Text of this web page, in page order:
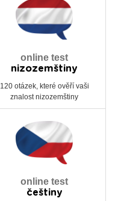
online test
nizozemštiny
120 otázek, které ověří vaši
znalost nizozemštiny
online test
češtiny